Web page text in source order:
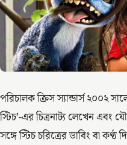
পরিচালক ক্রিস স্যান্ডার্স ২০০২
স্টিচ’-এর চিত্রনাট্য লেখেন এবং
সঙ্গে স্টিচ চরিত্রের ডাবিং বা